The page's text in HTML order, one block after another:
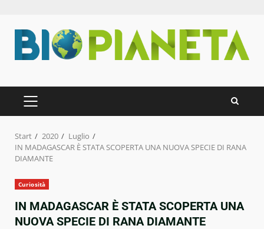
Inhalt
springen
PRIMÄRES
MENÜ
Start 2020
Luglio
IN MADAGASCAR È STATA SCOPERTA UNA NUOVA SPECIE DI RANA
DIAMANTE
Curiosità
IN MADAGASCAR È STATA SCOPERTA UNA
NUOVA SPECIE DI RANA DIAMANTE